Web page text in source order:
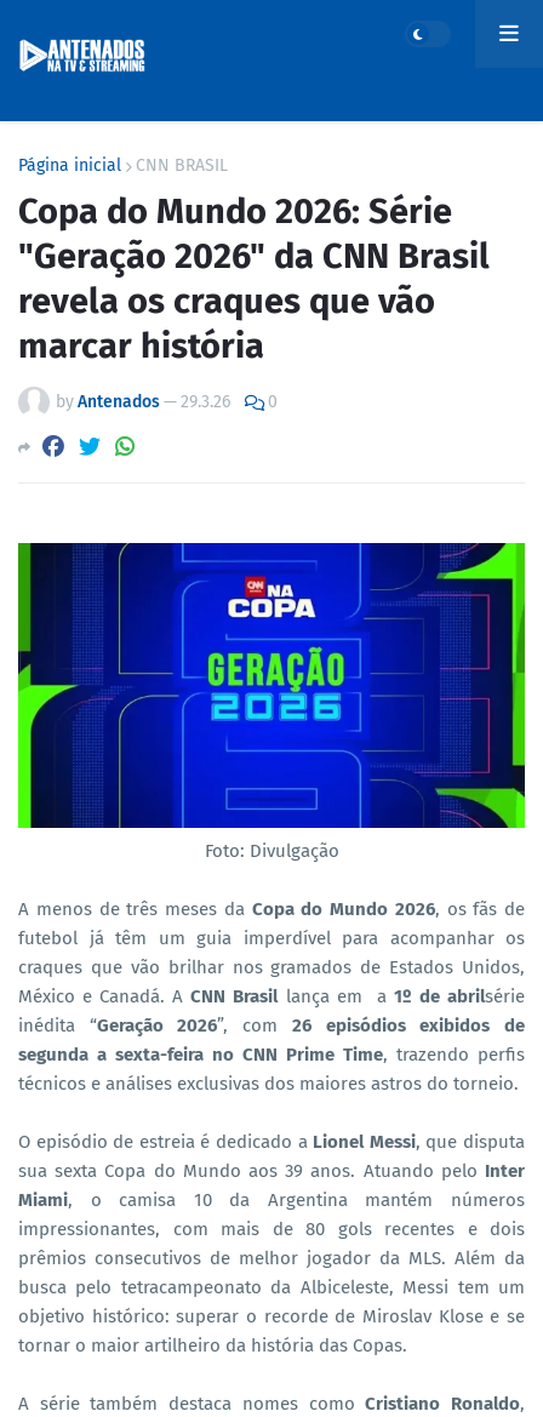
Página inicial CNN BRASIL
Copa do Mundo 2026: Série
"Geração 2026" da CNN Brasil
revela os craques que vão
marcar história
byAntenados—29.3.26 0
Foto: Divulgação
A menos de três meses da Copa do Mundo 2026, os fãs de
futebol já têm um guia imperdível para acompanhar os
craques que vão brilhar nos gramados de Estados Unidos,
México e Canadá. ACNN Brasillança em a 1º de abrilsérie
inédita “Geração 2026”, com 26 episódios exibidos de
segunda a sexta-feira no CNN Prime Time, trazendo perfis
técnicos e análises exclusivas dos maiores astros do torneio.
O episódio de estreia é dedicado a Lionel Messi, que disputa
sua sexta Copa do Mundo aos 39 anos. Atuando pelo Inter
Miami, o camisa 10 da Argentina mantém números
impressionantes, com mais de 80 gols recentes e dois
prêmios consecutivos de melhor jogador da MLS. Além da
busca pelo tetracampeonato da Albiceleste, Messi tem um
objetivo histórico: superar o recorde de Miroslav Klose e se
tornar o maior artilheiro da história das Copas.
A série também destaca nomes comoCristiano Ronaldo,